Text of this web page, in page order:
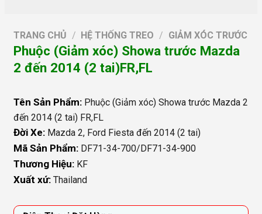
TRANG CHỦ / HỆ THỐNG TREO / GIẢM XÓC TRƯỚC
Phuộc (Giảm xóc) Showa trước Mazda
2 đến 2014 (2 tai)FR,FL
Tên Sản Phẩm: Phuộc (Giảm xóc) Showa trước Mazda 2
đến 2014 (2 tai) FR,FL
Đời Xe: Mazda 2, Ford Fiesta đến 2014 (2 tai)
Mã Sản Phẩm: DF71-34-700/DF71-34-900
Thương Hiệu: KF
Xuất xứ: Thailand